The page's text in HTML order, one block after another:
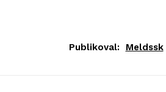
Publikoval: Meldssk